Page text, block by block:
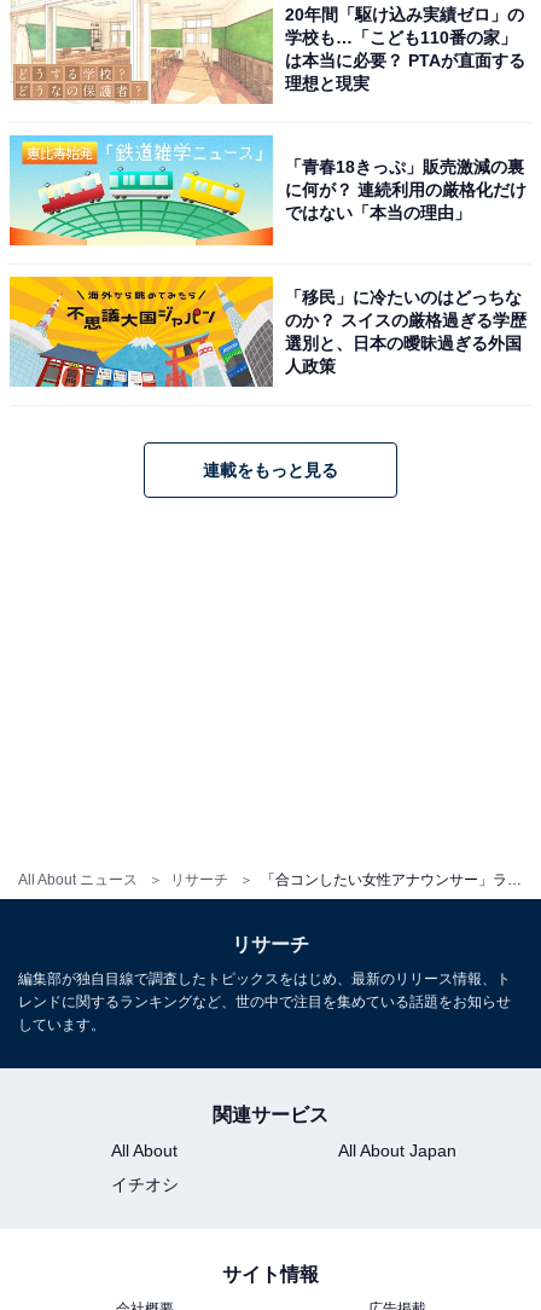
All About ニュース リサーチ 「合コンしたい女性アナウンサー」ランキング！ 2位「弘中綾香アナ」を抑えた1位は？
20年間「駆け込み実績ゼロ」の
学校も…「こども110番の家」
は本当に必要？ PTAが直面する
理想と現実
「青春18きっぷ」販売激減の裏
に何が？ 連続利用の厳格化だけ
ではない「本当の理由」
「移民」に冷たいのはどっちな
のか？ スイスの厳格過ぎる学歴
選別と、日本の曖昧過ぎる外国
人政策
連載をもっと見る
リサーチ
編集部が独自目線で調査したトピックスをはじめ、最新のリリース情報、ト
レンドに関するランキングなど、世の中で注目を集めている話題をお知らせ
しています。
関連サービス
All About
All About Japan
イチオシ
サイト情報